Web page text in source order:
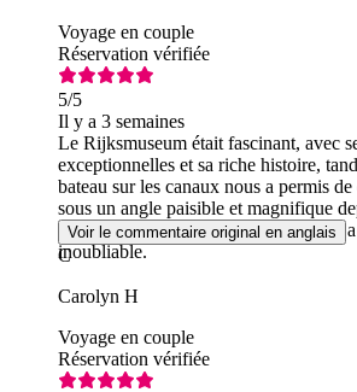
Voyage en couple
Réservation vérifiée
5/5
Il y a 3 semaines
Le Rijksmuseum était fascinant, avec
exceptionnelles et sa riche histoire,
bateau sur les canaux nous a permis
sous un angle paisible et magnifique
combinaison de ces deux expériences
inoubliable.
Voir le commentaire original en anglais
C
Carolyn H
Voyage en couple
Réservation vérifiée